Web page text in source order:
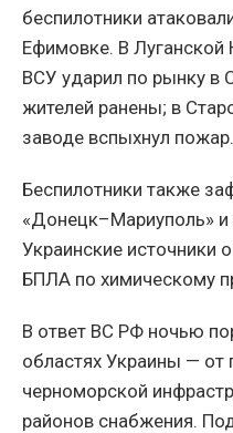
беспилотники
Ефимовке. В Луганской
ВСУ ударил по рынку в
жителей ранены; в
заводе вспыхнул пожар.
Беспилотники также
«Донецк–Мариуполь»
Украинские источники
БПЛА по химическому
В ответ ВС РФ ночью
областях Украины —
черноморской
районов снабжения.